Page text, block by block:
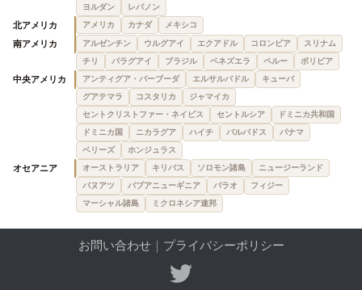
ヨルダン
レバノン
北アメリカ アメリカ カナダ メキシコ
南アメリカ アルゼンチン ウルグアイ エクアドル コロンビア
スリナム
チリ
パラグアイ ブラジル ベネズエラ ペルー ボリビア
中央アメリカ アンティグア・バーブーダ エルサルバドル
キューバ
グアテマラ
コスタリカ
ジャマイカ
セントクリストファー・ネイビス
セントルシア
ドミニカ共和国
ドミニカ国
ニカラグア ハイチ バルバドス
パナマ
ベリーズ
ホンジュラス
オセアニア オーストラリア キリバス ソロモン諸島
ニュージーランド
バヌアツ
パプアニューギニア パラオ
フィジー
マーシャル諸島
ミクロネシア連邦
お問い合わせ｜ プライバシーポリシー